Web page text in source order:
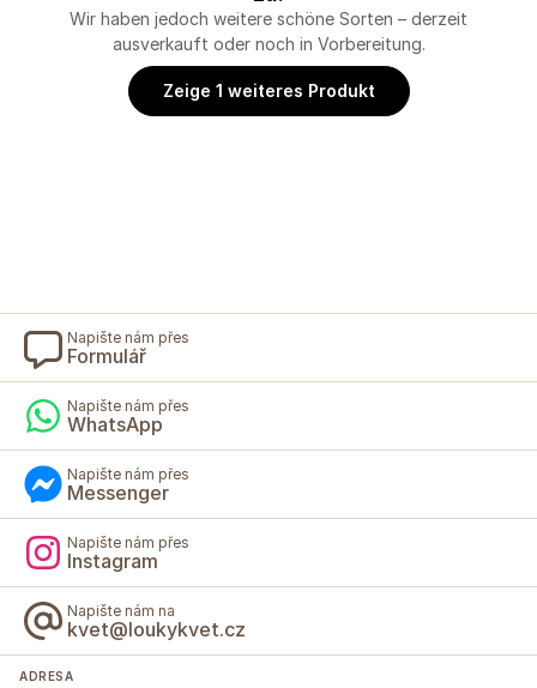
Wir haben jedoch weitere schöne Sorten – derzeit
ausverkauft oder noch in Vorbereitung.
Zeige 1 weiteres Produkt
Napište nám přes
Formulář
Napište nám přes
WhatsApp
Napište nám přes
Messenger
Napište nám přes
Instagram
Napište nám na
kvet@loukykvet.cz
ADRESA